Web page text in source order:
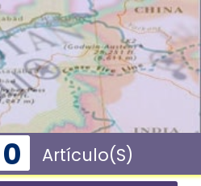
0 Artículo(s)